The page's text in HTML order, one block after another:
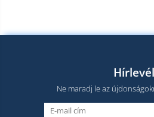
Hírlevél
Ne maradj le az